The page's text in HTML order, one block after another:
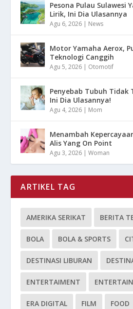
Pesona Pulau Sulawesi
Lirik, Ini Dia Ulasannya
Agu 6, 2026 | News
Motor Yamaha Aerox,
Teknologi Canggih
Agu 5, 2026 | Otomotif
Penyebab Tubuh Tidak
Ini Dia Ulasannya!
Agu 4, 2026 | Mom
Menambah
Alis Yang On Point
Agu 3, 2026 |Woman
ARTIKEL TAG
AMERIKA SERIKAT BERITA
BOLA BOLA & SPORTS
DESTINASI LIBURAN
ENTERTAIMENT
ERA DIGITAL FILM FOOD